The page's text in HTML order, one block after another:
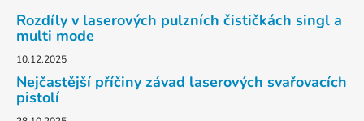
Rozdíly v laserových pulzních čističkách singl a
multi mode
10.12.2025
Nejčastější příčiny závad laserových svařovacích
pistolí